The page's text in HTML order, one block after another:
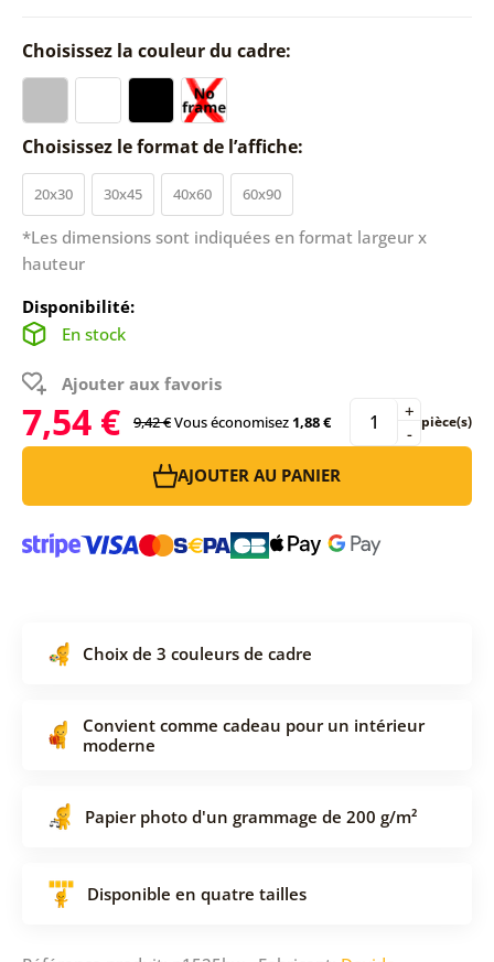
Choisissez la couleur du cadre:
Choisissez le format de l’affiche:
20x30 30x45 40x60 60x90
*Les dimensions sont indiquées en format largeur x
hauteur
Disponibilité:
En stock
Ajouter aux favoris
7,54 € 9,42 €Vous économisez1,88 € -
+ pièce(s)
AJOUTER AU PANIER
Choix de 3 couleurs de cadre
Convient comme cadeau pour un intérieur
moderne
Papier photo d'un grammage de 200 g/m²
Disponible en quatre tailles